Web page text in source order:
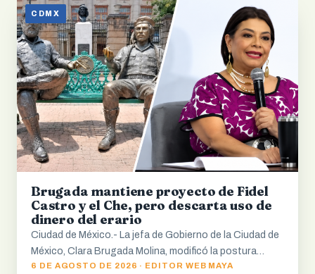
CDMX
Brugada mantiene proyecto de Fidel
Castro y el Che, pero descarta uso de
dinero del erario
Ciudad de México.- La jefa de Gobierno de la Ciudad de
México, Clara Brugada Molina, modificó la postura…
6 DE AGOSTO DE 2026 · EDITOR WEB MAYA